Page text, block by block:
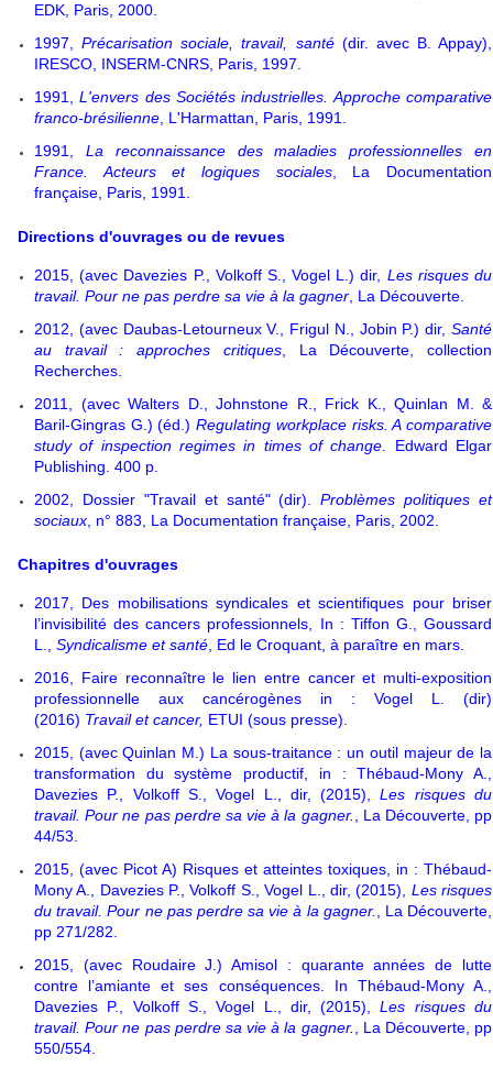
EDK, Paris, 2000.
1997,Précarisation sociale, travail, santé(dir. avec B. Appay),
IRESCO, INSERM-CNRS, Paris, 1997.
1991,L'envers des Sociétés industrielles. Approche comparative
franco-brésilienne , L'Harmattan, Paris, 1991.
1991, La reconnaissance des maladies professionnelles en
France. Acteurs et logiques sociales, La Documentation
française, Paris, 1991.
Directions d'ouvrages ou de revues
2015, (avec Davezies P., Volkoff S., Vogel L.) dir, Les risques du
travail. Pour ne pas perdre sa vie à la gagner , La Découverte.
2012, (avec Daubas-Letourneux V., Frigul N., Jobin P.) dir, Santé
au travail : approches critiques, La Découverte, collection
Recherches.
2011, (avec Walters D., Johnstone R., Frick K., Quinlan M. &
Baril-Gingras G.) (éd.)Regulating workplace risks. A comparative
study of inspection regimes in times of change . Edward Elgar
Publishing. 400 p.
2002, Dossier "Travail et santé" (dir).Problèmes politiques et
sociaux , n° 883, La Documentation française, Paris, 2002.
Chapitres d'ouvrages
2017, Des mobilisations syndicales et scientifiques pour briser
l’invisibilité des cancers professionnels, In : Tiffon G., Goussard
L., Syndicalisme et santé , Ed le Croquant, à paraître en mars.
2016, Faire reconnaître le lien entre cancer et multi-exposition
professionnelle aux cancérogènes in : Vogel L. (dir)
(2016) Travail et cancer, ETUI (sous presse).
2015, (avec Quinlan M.) La sous-traitance : un outil majeur de la
transformation du système productif, in : Thébaud-Mony A.,
Davezies P., Volkoff S., Vogel L., dir, (2015),Les risques du
travail. Pour ne pas perdre sa vie à la gagner.
, La Découverte, pp
44/53.
2015, (avec Picot A) Risques et atteintes toxiques, in : Thébaud-
Mony A., Davezies P., Volkoff S., Vogel L., dir, (2015), Les risques
du travail. Pour ne pas perdre sa vie à la gagner.
, La Découverte,
pp 271/282.
2015, (avec Roudaire J.) Amisol : quarante années de lutte
contre l’amiante et ses conséquences. In Thébaud-Mony A.,
Davezies P., Volkoff S., Vogel L., dir, (2015),Les risques du
travail. Pour ne pas perdre sa vie à la gagner.
, La Découverte, pp
550/554.